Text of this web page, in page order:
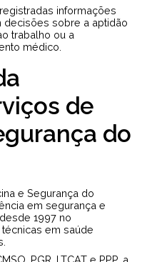
informações
decisões sobre a aptidão
trabalho ou a
médico.
de
do
e Segurança do
em segurança e
1997 no
em saúde